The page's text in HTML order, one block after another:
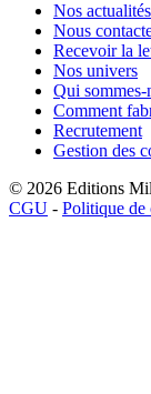
Nos actualités
Nous
Recevoir la
Nos univers
Qui sommes-
Comment
Recrutement
Gestion des
© 2026 Editions
CGU - Politique de